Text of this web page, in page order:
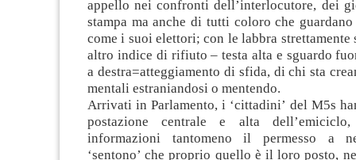
appello nei confronti dell’interlocutore, dei
stampa ma anche di tutti coloro che
come i suoi elettori; con le labbra strettamente
altro indice di rifiuto – testa alta e sguardo
a destra=atteggiamento di sfida, di chi sta
mentali estraniandosi o mentendo.
Arrivati in Parlamento, i ‘cittadini’ del M5s
postazione centrale e alta
informazioni tantomeno il permesso a
‘sentono’ che proprio quello è il loro posto,